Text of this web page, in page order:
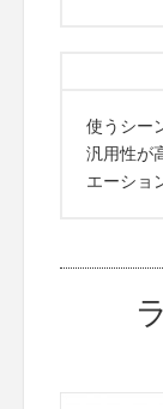
使うシー
汎用性が
エーショ